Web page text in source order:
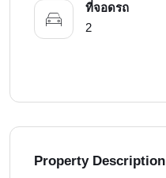
ที่จอดรถ
2
Property Description